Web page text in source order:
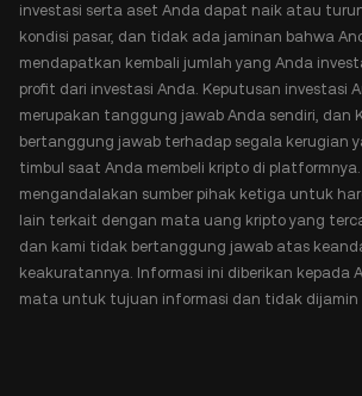
investasi serta aset Anda dapat naik atau
kondisi pasar, dan tidak ada jaminan bahwa
mendapatkan kembali jumlah yang Anda
profit dari investasi Anda. Keputusan investasi
merupakan tanggung jawab Anda sendiri, dan
bertanggung jawab terhadap segala kerugian
timbul saat Anda membeli kripto di platformnya.
mengandalakan sumber pihak ketiga untuk
lain terkait dengan mata uang kripto yang
dan kami tidak bertanggung jawab atas
keakuratannya. Informasi ini diberikan kepada
mata untuk tujuan informasi dan tidak dijamin